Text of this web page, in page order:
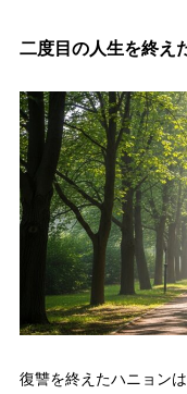
二度目の人生を終え
復讐を終えたハニョン